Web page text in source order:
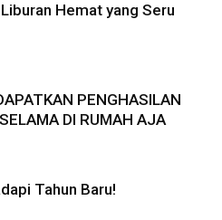
Hemat yang Seru
PENGHASILAN
DI RUMAH AJA
Tahun Baru!